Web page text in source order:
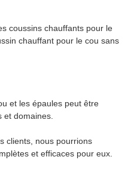
coussins chauffants pour le
chauffant pour le cou sans
et les épaules peut être
et domaines.
clients, nous pourrions
et efficaces pour eux.